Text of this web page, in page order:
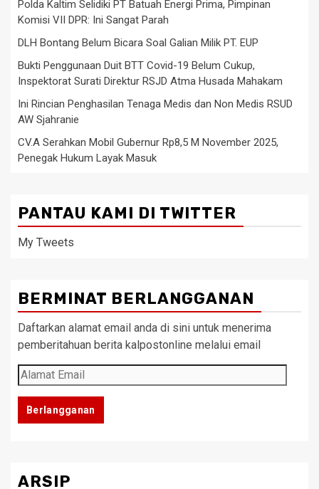
Polda Kaltim Selidiki PT Batuah Energi Prima, Pimpinan
Komisi VII DPR: Ini Sangat Parah
DLH Bontang Belum Bicara Soal Galian Milik PT. EUP
Bukti Penggunaan Duit BTT Covid-19 Belum Cukup,
Inspektorat Surati Direktur RSJD Atma Husada Mahakam
Ini Rincian Penghasilan Tenaga Medis dan Non Medis RSUD
AW Sjahranie
CV.A Serahkan Mobil Gubernur Rp8,5 M November 2025,
Penegak Hukum Layak Masuk
PANTAU KAMI DI TWITTER
My Tweets
BERMINAT BERLANGGANAN
Daftarkan alamat email anda di sini untuk menerima
pemberitahuan berita kalpostonline melalui email
Alamat
Email
Berlangganan
ARSIP